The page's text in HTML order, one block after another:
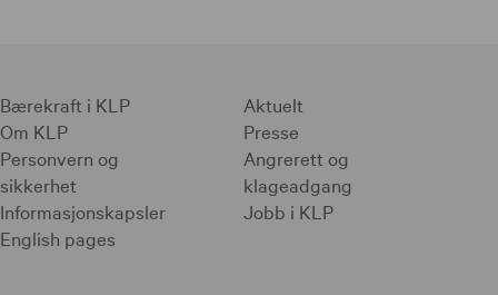
Bærekraft i KLP
Om KLP
Personvern og
sikkerhet
Informasjonskapsler
English pages
Aktuelt
Presse
Angrerett og
klageadgang
Jobb i KLP